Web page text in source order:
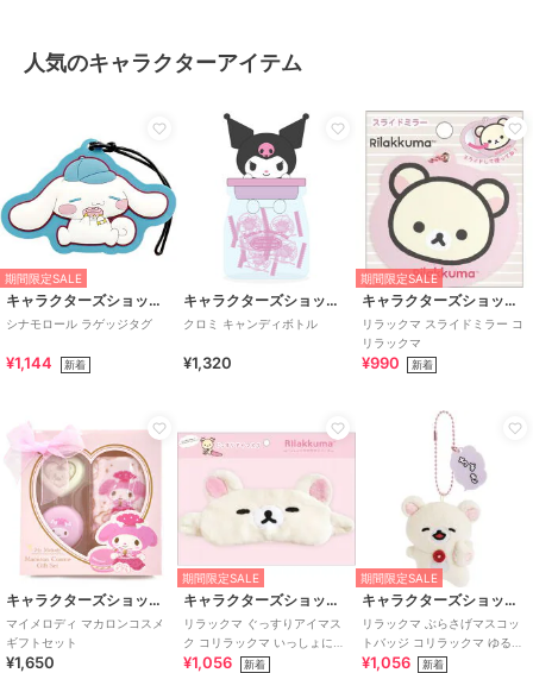
人気のキャラクターアイテム
期間限定SALE
キャラクターズショップ ラフラフ
シナモロール ラゲッジタグ
¥1,144 新着
キャラクターズショップ ラフラフ
クロミ キャンディボトル
¥1,320
期間限定SALE
キャラクターズショップ ラフラフ
リラックマ スライドミラー コ
リラックマ
¥990 新着
キャラクターズショップ ラフラフ
マイメロディ マカロンコスメ
ギフトセット
¥1,650
期間限定SALE
キャラクターズショップ ラフラフ
リラックマ ぐっすりアイマス
ク コリラックマ いっしょにす
やすやシリーズ
¥1,056 新着
期間限定SALE
キャラクターズショップ ラフラフ
リラックマ ぶらさげマスコッ
トバッジ コリラックマ ゆるゆ
るぽかぽか
¥1,056 新着